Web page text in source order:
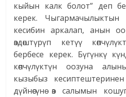
кыйын калк болот” деп
керек.
кесибин аркалап, анын
өздөштүрүп кетүү
бербесе керек. Бүгүнкү
көпчүлүктүн оозуна
кызыбыз кесиптештеринен
дүйнөсүнө өз салымын